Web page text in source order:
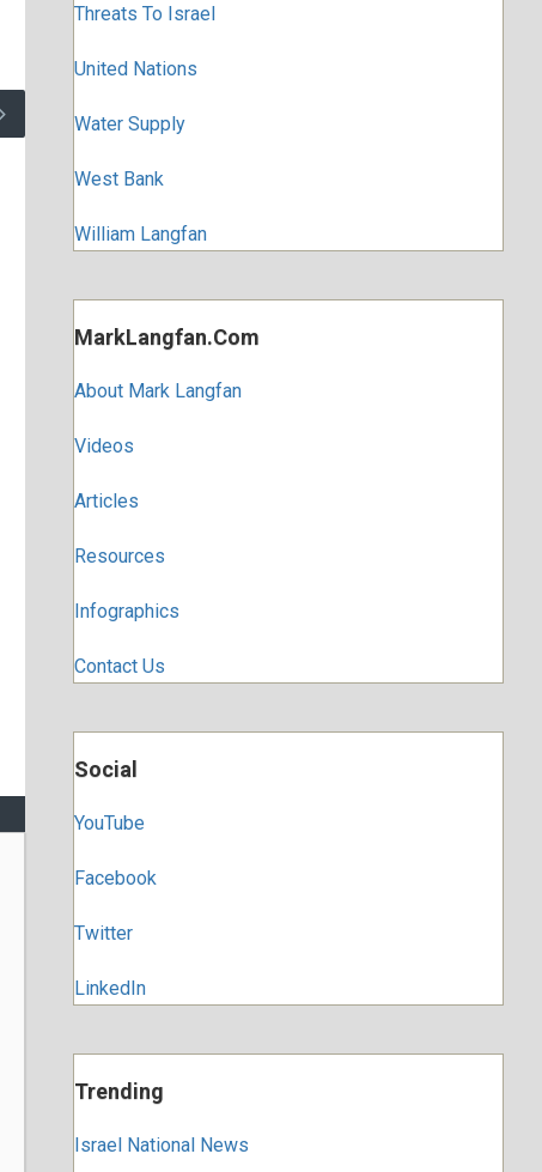
Threats To Israel
United Nations
Water Supply
West Bank
William Langfan
MarkLangfan.com
About Mark Langfan
Videos
Articles
Resources
Infographics
Contact Us
Social
YouTube
Facebook
Twitter
LinkedIn
Trending
Israel National News